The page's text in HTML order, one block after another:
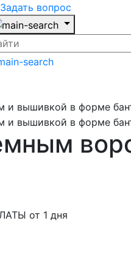
Задать вопрос
от 1 дня